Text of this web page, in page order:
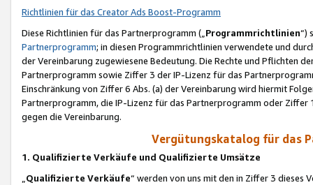
Richtlinien für das Creator Ads Boost-Programm
Diese Richtlinien für das Partnerprogramm („Programmrichtlinien“)
Partnerprogramm; in diesen Programmrichtlinien verwendete und
der Vereinbarung zugewiesene Bedeutung. Die Rechte und Pflichten
Partnerprogramm sowie Ziffer 3 der IP-Lizenz für das
Einschränkung von Ziffer 6 Abs. (a) der Vereinbarung wird hiermit
Partnerprogramm, die IP-Lizenz für das Partnerprogramm oder
gegen die Vereinbarung.
Vergütungskatalog für das
1. Qualifizierte Verkäufe und Qualifizierte Umsätze
Qualifizierte Verkäufe“ werden von uns mit den in Ziffer 3